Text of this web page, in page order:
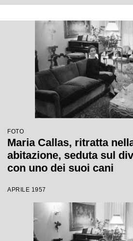
FOTO
Maria Callas, ritratta
abitazione, seduta sul
con uno dei suoi cani
APRILE 1957